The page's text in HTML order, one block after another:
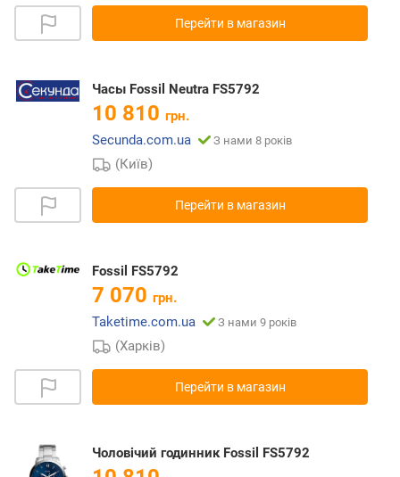
Перейти в магазин
Часы Fossil Neutra FS5792
10 810 грн.
Secunda.com.ua
З нами 8 років
(Київ)
Перейти в магазин
Fossil FS5792
7 070 грн.
Taketime.com.ua
З нами 9 років
(Харків)
Перейти в магазин
Чоловічий годинник Fossil FS5792